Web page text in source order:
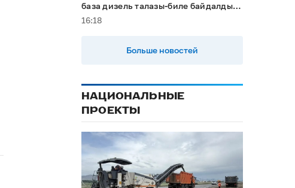
база дизель талазы-биле байдалды
хыналдада алган
16:18
Больше новостей
НАЦИОНАЛЬНЫЕ
ПРОЕКТЫ